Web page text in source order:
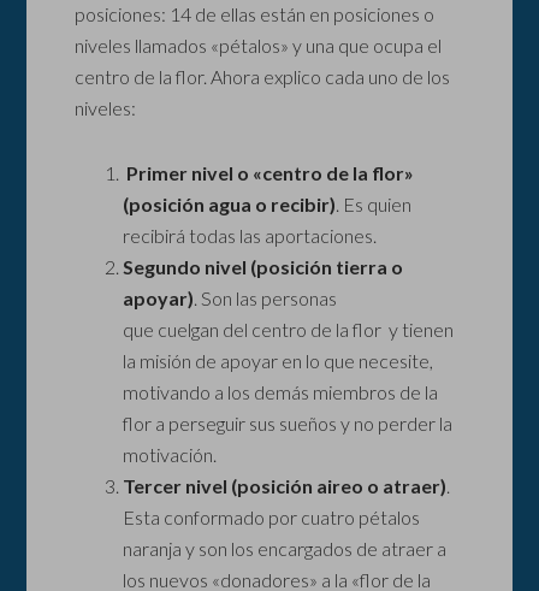
posiciones: 14 de ellas están en posiciones o
niveles llamados «pétalos» y una que ocupa el
centro de la flor. Ahora explico cada uno de los
niveles:
Primer nivel o «centro de la flor»
(posición agua o recibir) . Es quien
recibirá todas las aportaciones.
Segundo nivel (posición tierra o
apoyar) . Son las personas
que cuelgan del centro de la flor y tienen
la misión de apoyar en lo que necesite,
motivando a los demás miembros de la
flor a perseguir sus sueños y no perder la
motivación.
Tercer nivel (posición aireo o atraer)
Esta conformado por cuatro pétalos
naranja y son los encargados de atraer a
los nuevos «donadores» a la «flor de la